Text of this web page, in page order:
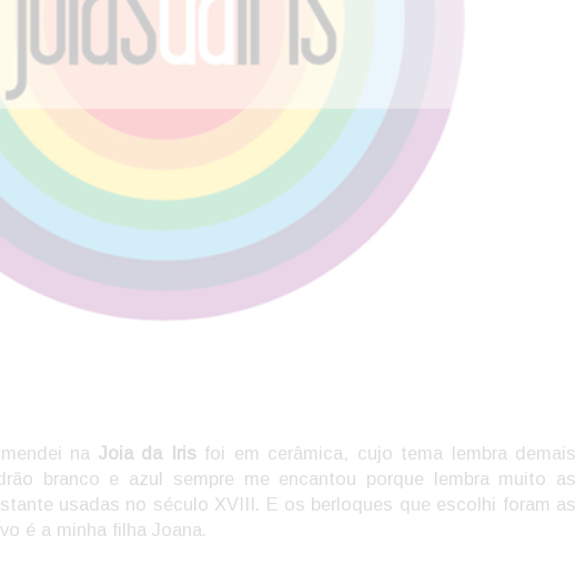
na Joia da Iris foi em cerâmica, cujo tema lembra demais
branco e azul sempre me encantou porque lembra muito as
usadas no século XVIII. E os berloques que escolhi foram as
é a minha filha Joana.